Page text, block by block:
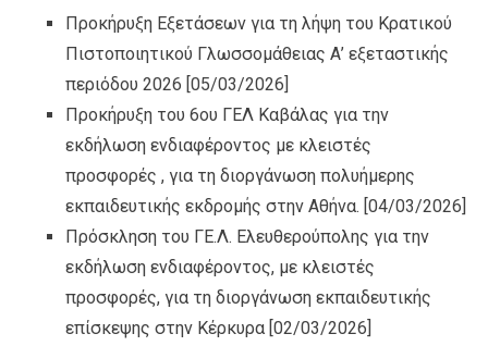
Προκήρυξη Εξετάσεων για τη λήψη του Κρατικού
Πιστοποιητικού Γλωσσομάθειας Α’ εξεταστικής
περιόδου 2026 [05/03/2026]
Προκήρυξη του 6ου ΓΕΛ Καβάλας για την
εκδήλωση ενδιαφέροντος με κλειστές
προσφορές , για τη διοργάνωση πολυήμερης
εκπαιδευτικής εκδρομής στην Αθήνα. [04/03/2026]
Πρόσκληση του ΓΕ.Λ. Ελευθερούπολης για την
εκδήλωση ενδιαφέροντος, με κλειστές
προσφορές, για τη διοργάνωση εκπαιδευτικής
επίσκεψης στην Κέρκυρα [02/03/2026]